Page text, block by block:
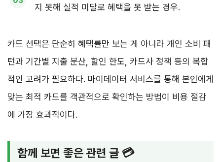
지 못해 실적 미달로 혜택을 못 받는 경우.
카드 선택은 단순히 혜택률만 보는 게 아니라 개인 소비 패
턴과 기간별 지출 분산, 할인 한도, 카드사 정책 등의 복합
적인 고려가 필요하다. 마이데이터 서비스를 통해 본인에게
맞는 최적 카드를 객관적으로 확인하는 방법이 비용 절감
에 가장 효과적이다.
함께 보면 좋은 관련 글 💳